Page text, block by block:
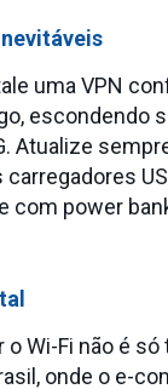
uma VPN
escondendo
Atualize
com power
Wi-Fi não é
onde o e-